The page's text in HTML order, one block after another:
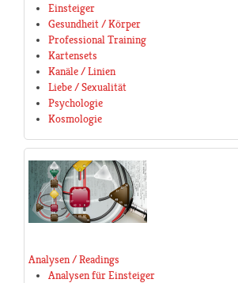
Einsteiger
Gesundheit / Körper
Professional Training
Kartensets
Kanäle / Linien
Liebe / Sexualität
Psychologie
Kosmologie
Analysen / Readings
Analysen für Einsteiger